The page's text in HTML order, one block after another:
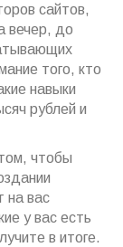
сайтов,
вечер, до
того, кто
навыки
рублей и
чтобы
на вас
у вас есть
в итоге.